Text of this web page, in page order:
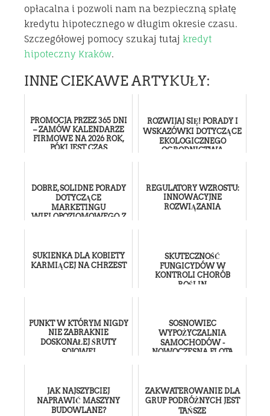
opłacalna i pozwoli nam na bezpieczną spłatę
kredytu hipotecznego w długim okresie czasu.
Szczegółowej pomocy szukaj tutaj kredyt
hipoteczny Kraków.
INNE CIEKAWE ARTYKUŁY:
PROMOCJA PRZEZ 365 DNI
– ZAMÓW KALENDARZE
FIRMOWE NA 2026 ROK,
PÓKI JEST CZAS
ROZWIJAJ SIĘ! PORADY I
WSKAZÓWKI DOTYCZĄCE
EKOLOGICZNEGO
OGRODNICTWA
DOBRE, SOLIDNE PORADY
DOTYCZĄCE
MARKETINGU
WIELOPOZIOMOWEGO, Z
REGULATORY WZROSTU:
INNOWACYJNE
ROZWIĄZANIA
SUKIENKA DLA KOBIETY
KARMIĄCEJ NA CHRZEST
SKUTECZNOŚĆ
FUNGICYDÓW W
KONTROLI CHORÓB
ROŚLIN
PUNKT W KTÓRYM NIGDY
NIE ZABRAKNIE
DOSKONAŁEJ ŚRUTY
SOJOWEJ
SOSNOWIEC
WYPOŻYCZALNIA
SAMOCHODÓW -
NOWOCZESNA FLOTA
JAK NAJSZYBCIEJ
NAPRAWIĆ MASZYNY
BUDOWLANE?
ZAKWATEROWANIE DLA
GRUP PODRÓŻNYCH JEST
TAŃSZE